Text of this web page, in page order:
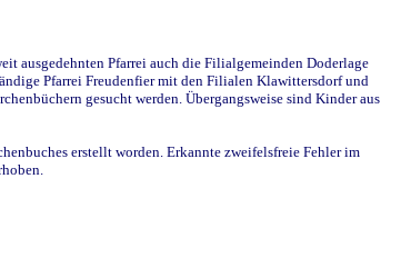
ausgedehnten Pfarrei auch die Filialgemeinden Doderlage
Pfarrei Freudenfier mit den Filialen Klawittersdorf und
gesucht werden. Übergangsweise sind Kinder aus
erstellt worden. Erkannte zweifelsfreie Fehler im